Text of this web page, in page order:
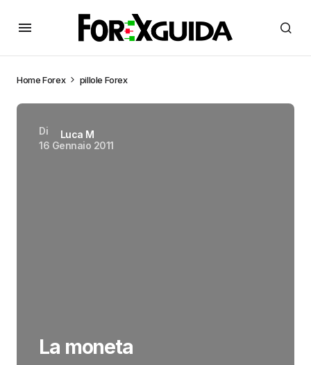
HomeForex pillole Forex
Di
Luca M
16 Gennaio 2011
La moneta